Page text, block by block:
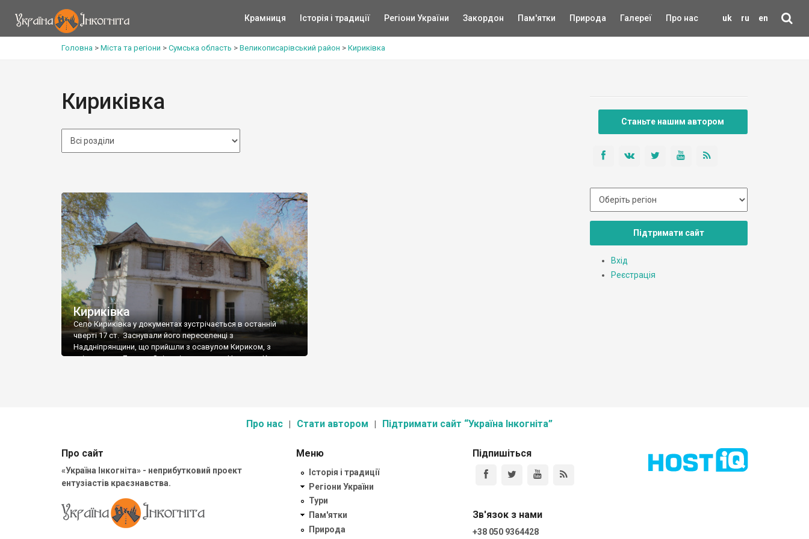
uk ru en
Крамниця Історія і традиції Регіони України Закордон Пам'ятки Природа Галереї Про нас
Головна > Міста та регіони > Сумська область > Великописарівський район > Кириківка
Кириківка
Кириківка
Село Кириківка у документах зустрічається в останній
чверті 17 ст. Заснували його переселенці з
Наддніпрянщини, що прийшли з осавулом Кириком, з
прізвиськом Линилк. Звідси і назва села. Нащадки Кирика
Станьте нашим автором
Підтримати сайт
Вхід
Реєстрація
Про нас Стати автором Підтримати сайт “Україна Інкогніта”
Про сайт
«Україна Інкогніта» - неприбутковий проект
ентузіастів краєзнавства.
Меню
Історія і традиції
Регіони України
Тури
Пам'ятки
Природа
Підпишіться
Зв'язок з нами
+38 050 9364428